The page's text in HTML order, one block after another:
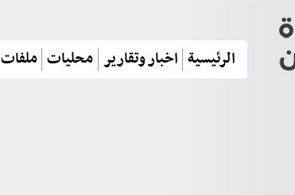
الرئيسية اخبار وتقارير محليات ملفات